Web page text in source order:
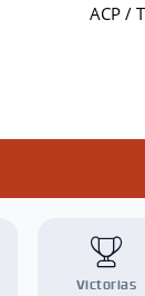
ACP /
Victorias